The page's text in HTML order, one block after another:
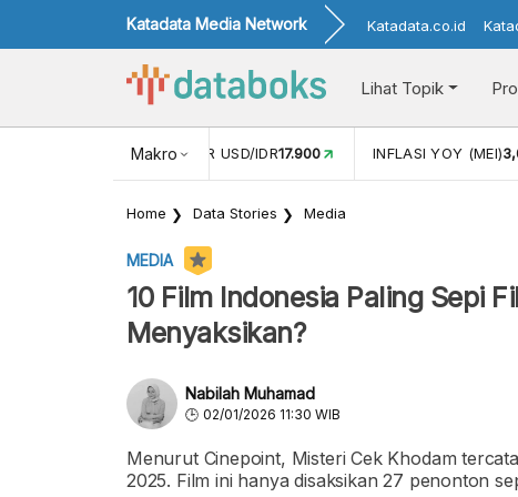
Katadata Media Network Katadata.co.id
Lihat Topik
Makro
NILAI TUKAR USD/IDR17.900 INFLASI YOY (MEI)
Home Data Stories Media
MEDIA
10 Film Indonesia Paling Sepi
Menyaksikan?
Nabilah Muhamad
02/01/2026 11:30 WIB
Menurut Cinepoint, Misteri Cek Khodam
2025. Film ini hanya disaksikan 27 penonton